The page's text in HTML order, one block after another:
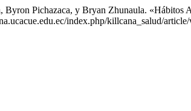
Pichazaca, y Bryan Zhunaula.
index.php/killcana_salud/